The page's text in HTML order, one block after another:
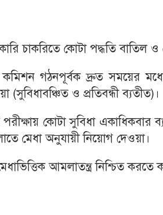
চাকরিতে কোটা পদ্ধতি বাতিল ও
কমিশন গঠনপূর্বক দ্রুত সময়ের
ও প্রতিবন্ধী ব্যতীত)।
কোটা সুবিধা একাধিকবার
মেধা অনুযায়ী নিয়োগ দেওয়া।
আমলাতন্ত্র নিশ্চিত করতে